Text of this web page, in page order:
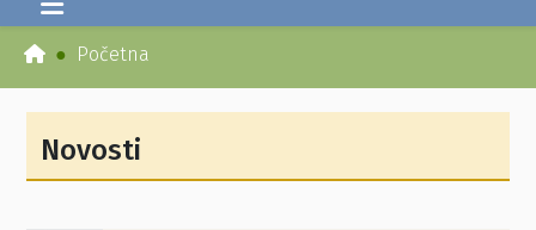
Početna
Novosti